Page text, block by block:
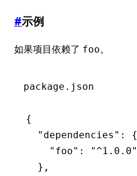
#示例
如果项目依赖了 foo。
package.json
{
  "dependencies"
:
{
    "foo"
:
"^1.0.0"
  }
,